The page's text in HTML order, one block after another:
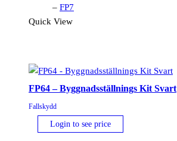
– FP7
Quick View
FP64 – Byggnadsställnings Kit Svart
Fallskydd
Login to see price